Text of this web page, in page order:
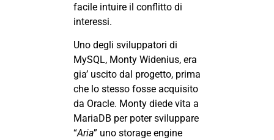
facile intuire il conflitto di
interessi.
Uno degli sviluppatori di
MySQL, Monty Widenius, era
gia’ uscito dal progetto, prima
che lo stesso fosse acquisito
da Oracle. Monty diede vita a
MariaDB per poter sviluppare
“Aria” uno storage engine